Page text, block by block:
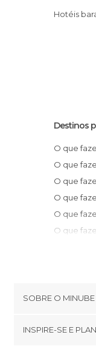
Hotéis
Destinos
O que
O que
O que
O que
O que
O que
O que
O que
SOBRE O MINUBE
INSPIRE-SE E